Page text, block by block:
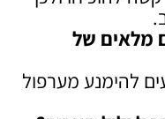
מלאים של
להימנע מערפול